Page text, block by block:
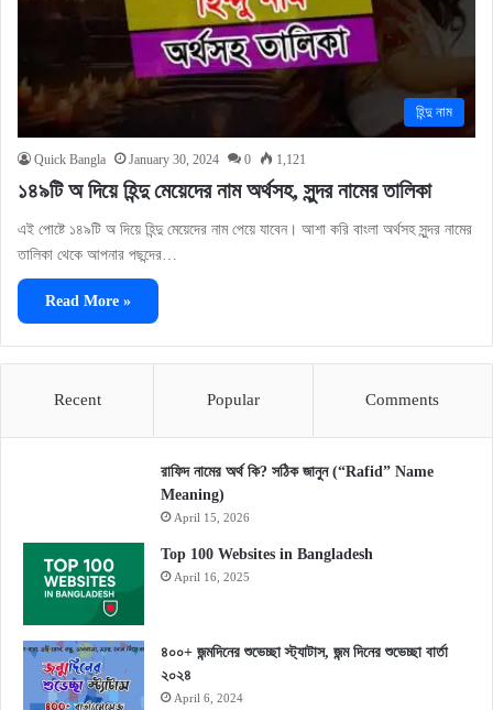
হিন্দু নাম
Quick Bangla January 30, 2024 0 1,121
১৪৯টি অ দিয়ে হিন্দু মেয়েদের নাম অর্থসহ, সুন্দর নামের তালিকা
এই পোষ্টে ১৪৯টি অ দিয়ে হিন্দু মেয়েদের নাম পেয়ে যাবেন। আশা করি বাংলা অর্থসহ সুন্দর নামের
তালিকা থেকে আপনার পছন্দের…
Read More »
Recent Popular Comments
রাফিদ নামের অর্থ কি? সঠিক জানুন (“Rafid” Name
Meaning)
April 15, 2026
Top 100 Websites in Bangladesh
April 16, 2025
৪০০+ জন্মদিনের শুভেচ্ছা স্ট্যাটাস, জন্ম দিনের শুভেচ্ছা বার্তা
২০২৪
April 6, 2024